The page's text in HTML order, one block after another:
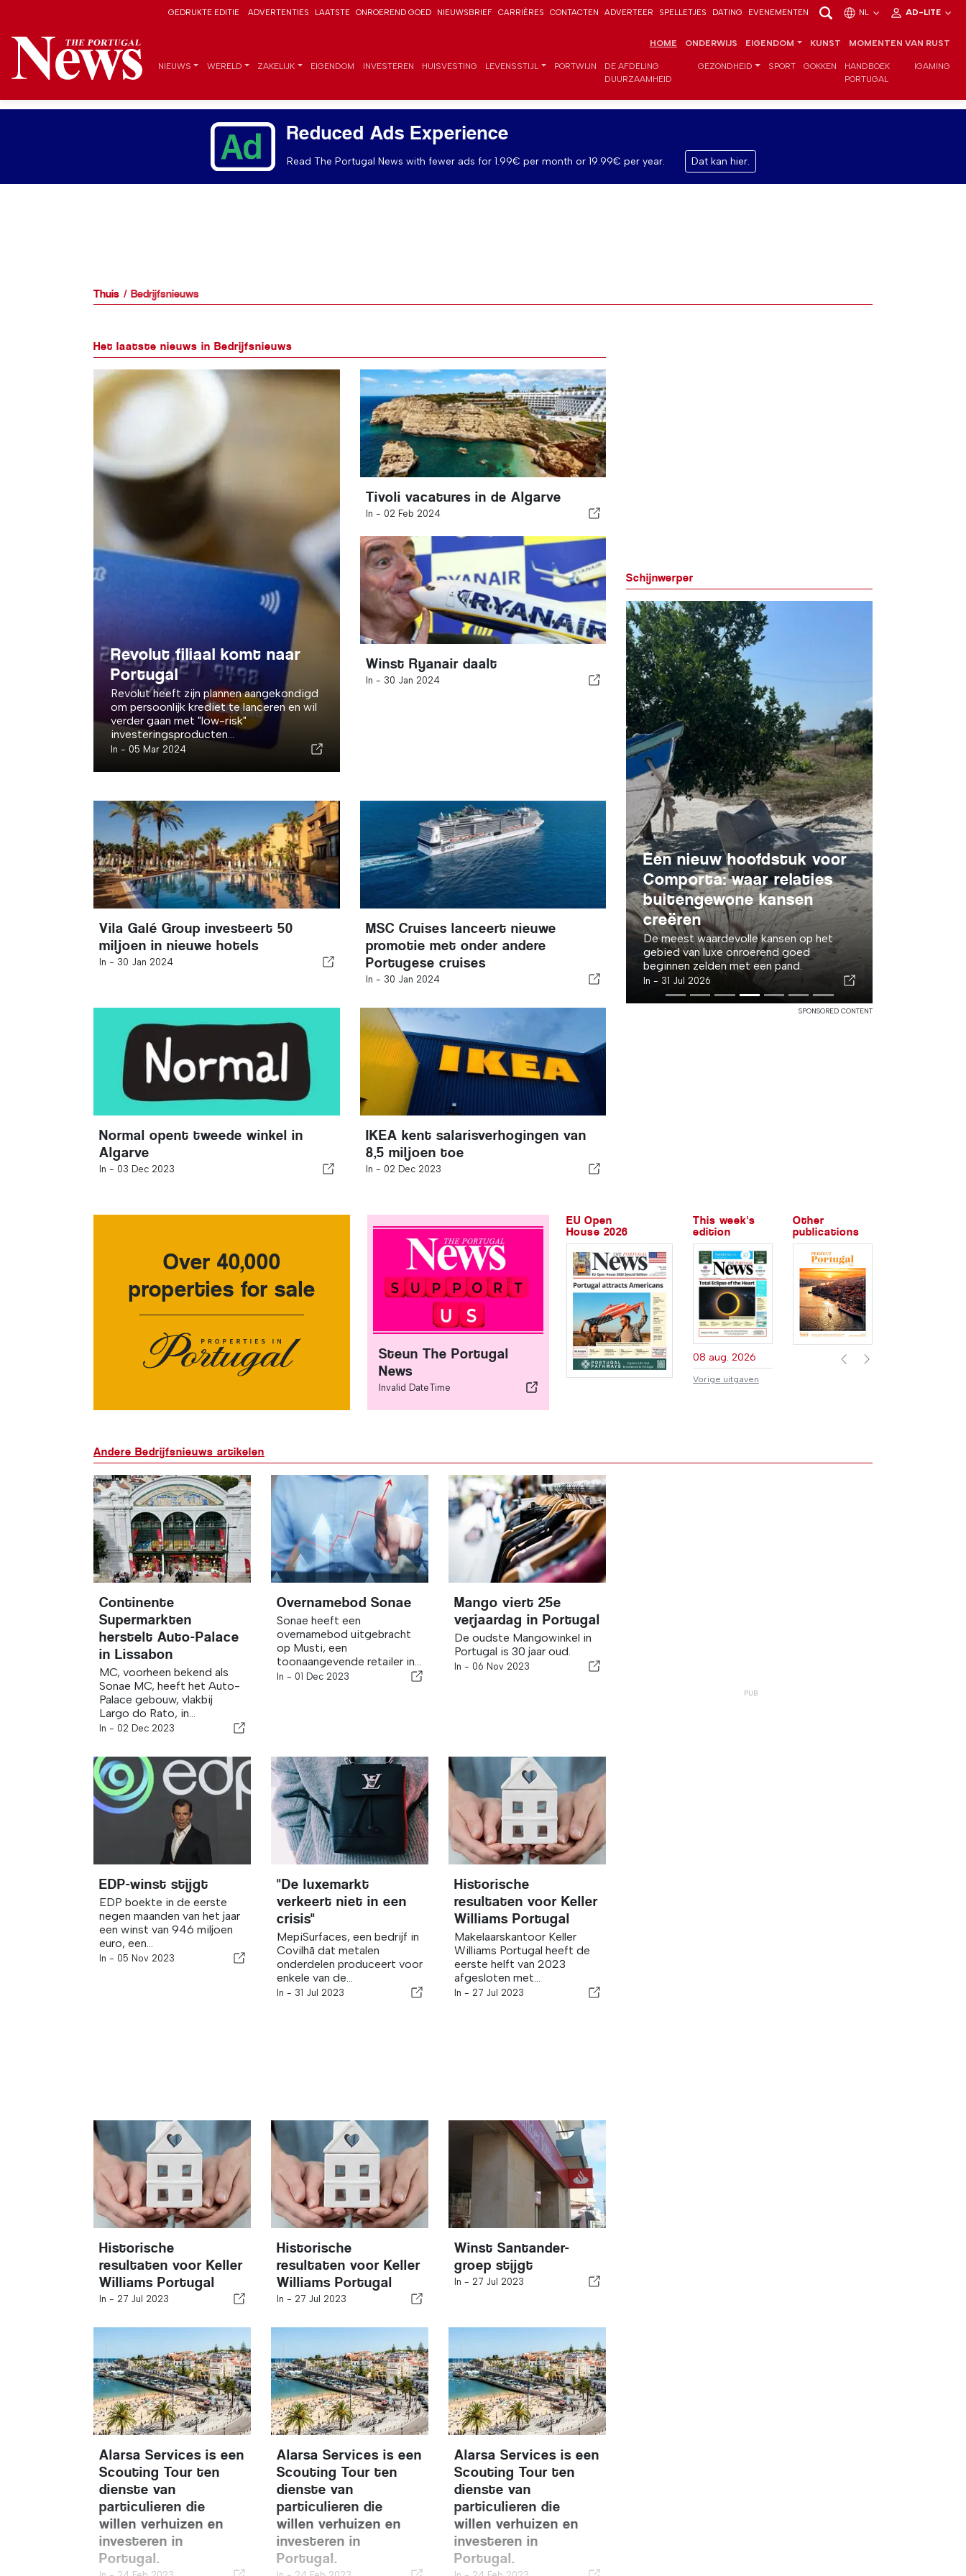
GEDRUKTE EDITIE ADVERTENTIES LAATSTE ONROEREND GOED NIEUWSBRIEF CARRIÈRES CONTACTEN ADVERTEER SPELLETJES DATING EVENEMENTEN NL AD-LITE
HOME ONDERWIJS EIGENDOM KUNST MOMENTEN VAN RUST
NIEUWS WERELD ZAKELIJK EIGENDOM INVESTEREN HUISVESTING LEVENSSTIJL PORTWIJN
DE AFDELING
DUURZAAMHEID
GEZONDHEID SPORT GOKKEN
HANDBOEK
PORTUGAL
IGAMING
Reduced Ads Experience
Read The Portugal News with fewer ads for 1.99€ per month or 19.99€ per year. Dat kan hier.
Thuis Bedrijfsnieuws
Het laatste nieuws in Bedrijfsnieuws
Revolut filiaal komt naar
Portugal
Revolut heeft zijn plannen aangekondigd
om persoonlijk krediet te lanceren en wil
verder gaan met "low-risk"
investeringsproducten...
In - 05 Mar 2024
Tivoli vacatures in de Algarve
In - 02 Feb 2024
Winst Ryanair daalt
In - 30 Jan 2024
Vila Galé Group investeert 50
miljoen in nieuwe hotels
In - 30 Jan 2024
MSC Cruises lanceert nieuwe
promotie met onder andere
Portugese cruises
In - 30 Jan 2024
Normal opent tweede winkel in
Algarve
In - 03 Dec 2023
IKEA kent salarisverhogingen van
8,5 miljoen toe
In - 02 Dec 2023
Schijnwerper
Een nieuw hoofdstuk voor
Comporta: waar relaties
buitengewone kansen
creëren
De meest waardevolle kansen op het
gebied van luxe onroerend goed
beginnen zelden met een pand.
In - 31 Jul 2026
SPONSORED CONTENT
Over 40,000
properties for sale
Steun The Portugal
News
Invalid DateTime
EU Open
House 2026
This week's
edition
08 aug. 2026
Vorige uitgaven
Other
publications
Previous
Next
Andere Bedrijfsnieuws artikelen
Continente
Supermarkten
herstelt Auto-Palace
in Lissabon
MC, voorheen bekend als
Sonae MC, heeft het Auto-
Palace gebouw, vlakbij
Largo do Rato, in...
In - 02 Dec 2023
Overnamebod Sonae
Sonae heeft een
overnamebod uitgebracht
op Musti, een
toonaangevende retailer in...
In - 01 Dec 2023
Mango viert 25e
verjaardag in Portugal
De oudste Mangowinkel in
Portugal is 30 jaar oud.
In - 06 Nov 2023
EDP-winst stijgt
EDP boekte in de eerste
negen maanden van het jaar
een winst van 946 miljoen
euro, een...
In - 05 Nov 2023
"De luxemarkt
verkeert niet in een
crisis"
MepiSurfaces, een bedrijf in
Covilhã dat metalen
onderdelen produceert voor
enkele van de...
In - 31 Jul 2023
Historische
resultaten voor Keller
Williams Portugal
Makelaarskantoor Keller
Williams Portugal heeft de
eerste helft van 2023
afgesloten met...
In - 27 Jul 2023
Historische
resultaten voor Keller
Williams Portugal
In - 27 Jul 2023
Historische
resultaten voor Keller
Williams Portugal
In - 27 Jul 2023
Winst Santander-
groep stijgt
In - 27 Jul 2023
Alarsa Services is een
Scouting Tour ten
dienste van
particulieren die
willen verhuizen en
investeren in
Portugal.
Alarsa Services is een
Scouting Tour ten
dienste van
particulieren die
willen verhuizen en
investeren in
Portugal.
Alarsa Services is een
Scouting Tour ten
dienste van
particulieren die
willen verhuizen en
investeren in
Portugal.